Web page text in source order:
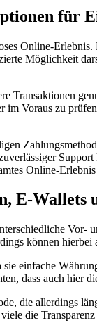
für
Online-
Möglichkeit
Transaktionen
Voraus zu
Online-
E-Wallets
können
einfache
dass auch hier
die allerdings
die